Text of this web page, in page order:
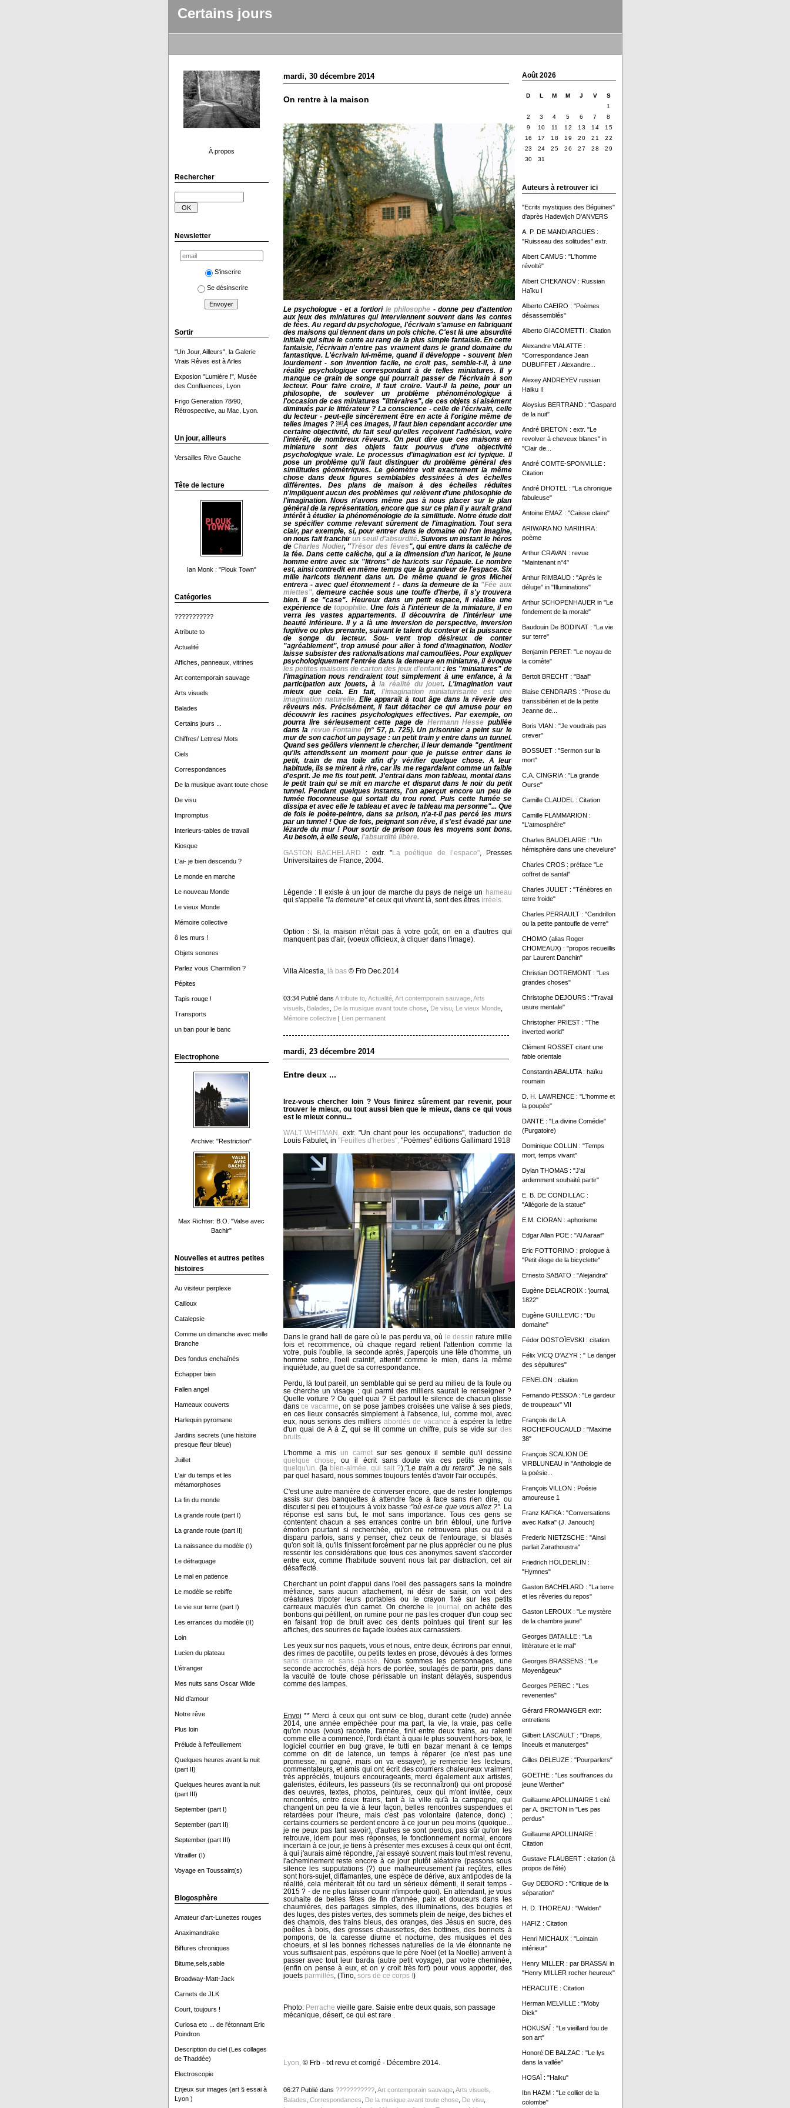
Certains jours
À propos
Rechercher
Newsletter
S'inscrire
Se désinscrire
Sortir
"Un Jour, Ailleurs", la Galerie
Vrais Rêves est à Arles
Exposion "Lumière !", Musée
des Confluences, Lyon
Frigo Generation 78/90,
Rétrospective, au Mac, Lyon.
Un jour, ailleurs
Versailles Rive Gauche
Tête de lecture
Ian Monk : "Plouk Town"
Catégories
???????????
A tribute to
Actualité
Affiches, panneaux, vitrines
Art contemporain sauvage
Arts visuels
Balades
Certains jours ...
Chiffres/ Lettres/ Mots
Ciels
Correspondances
De la musique avant toute chose
De visu
Impromptus
Interieurs-tables de travail
Kiosque
L'ai- je bien descendu ?
Le monde en marche
Le nouveau Monde
Le vieux Monde
Mémoire collective
ô les murs !
Objets sonores
Parlez vous Charmillon ?
Pépites
Tapis rouge !
Transports
un ban pour le banc
Electrophone
Archive: "Restriction"
Max Richter: B.O. "Valse avec
Bachir"
Nouvelles et autres petites
histoires
Au visiteur perplexe
Cailloux
Catalepsie
Comme un dimanche avec melle
Branche
Des fondus enchaînés
Echapper bien
Fallen angel
Hameaux couverts
Harlequin pyromane
Jardins secrets (une histoire
presque fleur bleue)
Juillet
L'air du temps et les
métamorphoses
La fin du monde
La grande route (part I)
La grande route (part II)
La naissance du modèle (I)
Le détraquage
Le mal en patience
Le modèle se rebiffe
Le vie sur terre (part I)
Les errances du modèle (II)
Loin
Lucien du plateau
L’étranger
Mes nuits sans Oscar Wilde
Nid d’amour
Notre rêve
Plus loin
Prélude à l'effeuillement
Quelques heures avant la nuit
(part II)
Quelques heures avant la nuit
(part III)
September (part I)
September (part II)
September (part III)
Vitrailler (I)
Voyage en Toussaint(s)
Blogosphère
Amateur d'art-Lunettes rouges
Anaximandrake
Biffures chroniques
Bitume,sels,sable
Broadway-Matt-Jack
Carnets de JLK
Court, toujours !
Curiosa etc ... de l'étonnant Eric
Poindron
Description du ciel (Les collages
de Thaddée)
Electroscopie
Enjeux sur images (art § essai à
Lyon )
Août 2026
D L M M J V
S
1
2
3 4 5 6 7
8
9
10 11 12 13 14
15
16
17 18 19 20 21
22
23
24 25 26 27 28
29
30
31
Auteurs à retrouver ici
"Ecrits mystiques des Béguines"
d'après Hadewijch D'ANVERS
A. P. DE MANDIARGUES :
"Ruisseau des solitudes" extr.
Albert CAMUS : "L'homme
révolté"
Albert CHEKANOV : Russian
Haïku I
Alberto CAEIRO : "Poèmes
désassemblés"
Alberto GIACOMETTI : Citation
Alexandre VIALATTE :
"Correspondance Jean
DUBUFFET / Alexandre...
Alexey ANDREYEV russian
Haiku II
Aloysius BERTRAND : "Gaspard
de la nuit"
André BRETON : extr. "Le
revolver à cheveux blancs" in
"Clair de...
André COMTE-SPONVILLE :
Citation
André DHOTEL : "La chronique
fabuleuse"
Antoine EMAZ : "Caisse claire"
ARIWARA NO NARIHIRA :
poème
Arthur CRAVAN : revue
"Maintenant n°4"
Arthur RIMBAUD : "Après le
déluge" in "Illuminations"
Arthur SCHOPENHAUER in "Le
fondement de la morale"
Baudouin De BODINAT : "La vie
sur terre"
Benjamin PERET: "Le noyau de
la comète"
Bertolt BRECHT : "Baal"
Blaise CENDRARS : "Prose du
transsibérien et de la petite
Jeanne de...
Boris VIAN : "Je voudrais pas
crever"
BOSSUET : "Sermon sur la
mort"
C.A. CINGRIA : "La grande
Ourse"
Camille CLAUDEL : Citation
Camille FLAMMARION :
"L'atmosphère"
Charles BAUDELAIRE : "Un
hémisphère dans une chevelure"
Charles CROS : préface "Le
coffret de santal"
Charles JULIET : "Ténèbres en
terre froide"
Charles PERRAULT : "Cendrillon
ou la petite pantoufle de verre"
CHOMO (alias Roger
CHOMEAUX) : "propos recueillis
par Laurent Danchin"
Christian DOTREMONT : "Les
grandes choses"
Christophe DEJOURS : "Travail
usure mentale"
Christopher PRIEST : "The
inverted world"
Clément ROSSET citant une
fable orientale
Constantin ABALUTA : haïku
roumain
D. H. LAWRENCE : "L'homme et
la poupée"
DANTE : "La divine Comédie"
(Purgatoire)
Dominique COLLIN : "Temps
mort, temps vivant"
Dylan THOMAS : "J'ai
ardemment souhaité partir"
E. B. DE CONDILLAC :
"Allégorie de la statue"
E.M. CIORAN : aphorisme
Edgar Allan POE : "Al Aaraaf"
Eric FOTTORINO : prologue à
"Petit éloge de la bicyclette"
Ernesto SABATO : "Alejandra"
Eugène DELACROIX : 'journal,
1822"
Eugène GUILLEVIC : "Du
domaine"
Fédor DOSTOÏEVSKI : citation
Félix VICQ D'AZYR : " Le danger
des sépultures"
FENELON : citation
Fernando PESSOA : "Le gardeur
de troupeaux" VII
François de LA
ROCHEFOUCAULD : "Maxime
38"
François SCALION DE
VIRBLUNEAU in "Anthologie de
la poésie...
François VILLON : Poésie
amoureuse 1
Franz KAFKA : "Conversations
avec Kafka" (J. Janouch)
Frederic NIETZSCHE : "Ainsi
parlait Zarathoustra"
Friedrich HÖLDERLIN :
"Hymnes"
Gaston BACHELARD : "La terre
et les rêveries du repos"
Gaston LEROUX : "Le mystère
de la chambre jaune"
Georges BATAILLE : "La
littérature et le mal"
Georges BRASSENS : "Le
Moyenâgeux"
Georges PEREC : "Les
revenentes"
Gérard FROMANGER extr:
entretiens
Gilbert LASCAULT : "Draps,
linceuls et manuterges"
Gilles DELEUZE : "Pourparlers"
GOETHE : "Les souffrances du
jeune Werther"
Guillaume APOLLINAIRE 1 cité
par A. BRETON in "Les pas
perdus"
Guillaume APOLLINAIRE :
Citation
Gustave FLAUBERT : citation (à
propos de l'été)
Guy DEBORD : "Critique de la
séparation"
H. D. THOREAU : "Walden"
HAFIZ : Citation
Henri MICHAUX : "Lointain
intérieur"
Henry MILLER : par BRASSAI in
"Henry MILLER rocher heureux"
HERACLITE : Citation
Herman MELVILLE : "Moby
Dick"
HOKUSAÏ : "Le vieillard fou de
son art"
Honoré DE BALZAC : "Le lys
dans la vallée"
HOSAÏ : "Haiku"
Ibn HAZM : "Le collier de la
colombe"
mardi, 30 décembre 2014
On rentre à la maison
Le psychologue - et a fortiori le philosophe - donne peu d'attention
aux jeux des miniatures qui interviennent souvent dans les contes
de fées. Au regard du psychologue, l'écrivain s'amuse en fabriquant
des maisons qui tiennent dans un pois chiche.C'est là une absurdité
initiale qui situe le conte au rang de la plus simple fantaisie. En cette
fantaisie, l'écrivain n'entre pas vraiment dans le grand domaine du
fantastique. L'écrivain lui-même, quand il développe - souvent bien
lourdement - son invention facile, ne croit pas, semble-t-il, à une
réalité psychologique correspondant à de telles miniatures. Il y
manque ce grain de songe qui pourrait passer de l'écrivain à son
lecteur. Pour faire croire, il faut croire. Vaut-il la peine, pour un
philosophe, de soulever un problème phénoménologique à
l'occasion de ces miniatures "littéraires", de ces objets si aisément
diminués par le littérateur ? La conscience - celle de l'écrivain, celle
du lecteur - peut-elle sincèrement être en acte à l'origine même de
telles images ? ￼À ces images, il faut bien cependant accorder une
certaine objectivité, du fait seul qu'elles reçoivent l'adhésion, voire
l'intérêt, de nombreux rêveurs. On peut dire que ces maisons en
miniature sont des objets faux pourvus d'une objectivité
psychologique vraie. Le processus d'imagination est ici typique. Il
pose un problème qu'il faut distinguer du problème général des
similitudes géométriques. Le géomètre voit exactement la même
chose dans deux figures semblables dessinées à des échelles
différentes. Des plans de maison à des échelles réduites
n'impliquent aucun des problèmes qui relèvent d'une philosophie de
l'imagination. Nous n'avons même pas à nous placer sur le plan
général de la représentation, encore que sur ce plan il y aurait grand
intérêt à étudier la phénoménologie de la similitude. Notre étude doit
se spécifier comme relevant sûrement de l'imagination.
Tout sera
clair, par exemple, si, pour entrer dans le domaine où l'on imagine,
on nous fait franchirun seuil d'absurdité . Suivons un instant le héros
deCharles Nodier, "Trésor des fèves", qui entre dans la calèche de
la fée. Dans cette calèche, qui a la dimension d'un haricot, le jeune
homme entre avec six "litrons" de haricots sur l'épaule. Le nombre
est, ainsi contredit en même temps que la grandeur de l'espace. Six
mille haricots tiennent dans un. De même quand le gros Michel
entrera - avec quel étonnement ! - dans la demeure de la "Fée aux
miettes", demeure cachée sous une touffe d'herbe, il s'y trouvera
bien. Il se "case". Heureux dans un petit espace, il réalise une
expérience detopophilie. Une fois à l'intérieur de la miniature, il en
verra les vastes appartements. Il découvrira de l'intérieur une
beauté inférieure. Il y a là une inversion de perspective, inversion
fugitive ou plus prenante, suivant le talent du conteur et la puissance
de songe du lecteur. Sou- vent trop désireux de conter
"agréablement", trop amusé pour aller à fond d'imagination, Nodier
laisse subsister des rationalisations mal camouflées. Pour expliquer
psychologiquement l'entrée dans la demeure en miniature, il évoque
les petites maisons de carton des jeux d'enfant : les "miniatures" de
l'imagination nous rendraient tout simplement à une enfance, à la
participation aux jouets, àla réalité du jouet. L'imagination vaut
mieux que cela. En fait, l'imagination miniaturisante est une
imagination naturelle.
Elle apparaît à tout âge dans la rêverie des
rêveurs nés. Précisément, il faut détacher ce qui amuse pour en
découvrir les racines psychologiques effectives. Par exemple, on
pourra lire sérieusement cette page de Hermann Hesse publiée
dans la revue Fontaine (n° 57, p. 725). Un prisonnier a peint sur le
mur de son cachot un paysage : un petit train y entre dans un tunnel.
Quand ses geôliers viennent le chercher, il leur demande "gentiment
qu'ils attendissent un moment pour que je puisse entrer dans le
petit, train de ma toile afin d'y vérifier quelque chose. A leur
habitude, ils se mirent à rire, car ils me regardaient comme un faible
d'esprit. Je me fis tout petit. J'entrai dans mon tableau, montai dans
le petit train qui se mit en marche et disparut dans le noir du petit
tunnel. Pendant quelques instants, l'on aperçut encore un peu de
fumée floconneuse qui sortait du trou rond. Puis cette fumée se
dissipa et avec elle le tableau et avec le tableau ma personne"... Que
de fois le poète-peintre, dans sa prison, n'a-t-il pas percé les murs
par un tunnel ! Que de fois, peignant son rêve, il s'est évadé par une
lézarde du mur ! Pour sortir de prison tous les moyens sont bons.
Au besoin, à elle seule, l'absurdité libère.
GASTON BACHELARD : extr. "La poétique de l’espace", Presses
Universitaires de France, 2004.
Légende : Il existe à un jour de marche du pays de neige un hameau
qui s'appelle "la demeure"et ceux qui vivent là, sont des êtresirréels.
Option : Si, la maison n'était pas à votre goût, on en a d'autres qui
manquent pas d'air, (voeux officieux, à cliquer dans l'image).
Villa Alcestia, là bas© Frb Dec.2014
03:34 Publié dans A tribute to, Actualité, Art contemporain sauvage, Arts
visuels
Balades De la musique avant toute chose, De visu, Le vieux Monde,
Mémoire collective| Lien permanent
mardi, 23 décembre 2014
Entre deux ...
Irez-vous chercher loin ? Vous finirez sûrement par revenir, pour
trouver le mieux, ou tout aussi bien que le mieux, dans ce qui vous
est le mieux connu...
WALT WHITMAN,
extr. "Un chant pour les occupations", traduction de
Louis Fabulet, in "Feuilles d'herbes", "Poèmes" éditions Gallimard 1918
Dans le grand hall de gare où le pas perdu va, où le dessin rature mille
fois et recommence, où chaque regard retient l'attention comme la
votre, puis l'oublie, la seconde après, j'aperçois une tête d'homme, un
homme sobre, l'oeil craintif, attentif comme le mien, dans la même
inquiétude, au guet de sa correspondance.
Perdu, là tout pareil, un semblable qui se perd au milieu de la foule ou
se cherche un visage ; qui parmi des milliers saurait le renseigner ?
Quelle voiture ? Ou quel quai ? Et partout le silence de chacun glisse
dansce vacarme
, on se pose jambes croisées une valise à ses pieds,
en ces lieux consacrés simplement à l'absence, lui, comme moi, avec
eux, nous serions des milliers abordés de vacance à espérer la lettre
d'un quai de A à Z, qui se lit comme un chiffre, puis se vide sur des
bruits...
L'homme a mis un carnet sur ses genoux il semble qu'il dessine
quelque chose
, ou il écrit sans doute via ces petits engins, à
quelqu'un,
(la bien-aimée, qui sait ?), "Le train a du retard". Je ne sais
par quel hasard, nous sommes toujours tentés d'avoir l'air occupés.
C'est une autre manière de converser encore, que de rester longtemps
assis sur des banquettes à attendre face à face sans rien dire, ou
discuter si peu et toujours à voix basse :"où est-ce que vous allez ?".
La
réponse est sans but, le mot sans importance. Tous ces gens se
contentent chacun a ses errances contre un brin ébloui, une furtive
émotion pourtant si recherchée, qu'on ne retrouvera plus ou qui a
disparu parfois, sans y penser, chez ceux de l'entourage, si blasés
qu'on soit là, qu'ils finissent forcément par ne plus apprécier ou ne plus
ressentir les considérations que tous ces anonymes savent s'accorder
entre eux, comme l'habitude souvent nous fait par distraction, cet air
désaffecté.
Cherchant un point d'appui dans l'oeil des passagers sans la moindre
méfiance, sans aucun attachement, ni désir de saisir, on voit des
créatures tripoter leurs portables ou le crayon fixé sur les petits
carreaux maculés d'un carnet. On cherche
le journal,
on achète des
bonbons qui pétillent, on rumine pour ne pas les croquer d'un coup sec
en faisant trop de bruit avec ces dents pointues qui tirent sur les
affiches, des sourires de façade louées aux carnassiers.
Les yeux sur nos paquets, vous et nous, entre deux, écrirons par ennui,
des rimes de pacotille, ou petits textes en prose, dévoués à des formes
sans drame et sans passé . Nous sommes les personnages, une
seconde accrochés, déjà hors de portée, soulagés de partir, pris dans
la vacuité de toute chose périssable un instant délayés, suspendus
comme des lampes.
Envoi ** Merci à ceux qui ont suivi ce blog, durant cette (rude) année
2014, une année empêchée pour ma part, la vie, la vraie, pas celle
qu'on nous (vous) raconte, l'année, finit entre deux trains, au ralenti
comme elle a commencé, l'ordi étant à quai le plus souvent hors-box, le
logiciel courrier en bug grave, le tutti en bazar menant à ce temps
comme on dit de latence, un temps à réparer (ce n'est pas une
promesse, ni gagné, mais on va essayer), je remercie les lecteurs,
commentateurs, et amis qui ont écrit des courriers chaleureux vraiment
très appréciés, toujours encourageants, merci également aux artistes,
galeristes, éditeurs, les passeurs (ils se reconnaîtront) qui ont proposé
des oeuvres, textes, photos, peintures, ceux qui m'ont invitée, ceux
rencontrés, entre deux trains, tant à la ville qu'à la campagne, qui
changent un peu la vie à leur façon, belles rencontres suspendues et
retardées pour l'heure, mais c'est pas volontaire (latence, donc) ;
certains courriers se perdent encore à ce jour un peu moins (quoique...
je ne peux pas tant savoir), d'autres se sont perdus, pas sûr qu'on les
retrouve, idem pour mes réponses, le fonctionnement normal, encore
incertain à ce jour, je tiens à présenter mes excuses à ceux qui ont écrit,
à qui j'aurais aimé répondre, j'ai essayé souvent mais tout m'est revenu,
l'acheminement reste encore à ce jour plutôt aléatoire (passons sous
silence les supputations (?) que malheureusement j'ai reçûtes, elles
sont hors-sujet, diffamantes, une espèce de dérive, aux antipodes de la
réalité, cela mériterait tôt ou tard un sérieux démenti, il serait temps -
2015 ? - de ne plus laisser courir n'importe quoi). En attendant, je vous
souhaite de belles fêtes de fin d'année, paix et douceurs dans les
chaumières, des partages simples, des illuminations, des bougies et
des luges, des pistes vertes, des sommets plein de neige, des biches et
des chamois, des trains bleus, des oranges, des Jésus en sucre, des
poêles à bois, des grosses chaussettes, des bottines, des bonnets à
pompons, de la caresse diurne et nocturne, des musiques et des
choeurs, et si les bonnes richesses naturelles de la vie étonnante ne
vous suffisaient pas, espérons que le père Noël (et la Noëlle) arrivent à
passer avec tout leur barda (autre petit voyage), par votre cheminée,
(enfin on pense à eux, et on y croit très fort) pour vous apporter, des
jouets parmillés, (Tino, sors de ce corps !)
Photo: Perrache vieille gare. Saisie entre deux quais, son passage
mécanique, désert, ce qui est rare .
Lyon, © Frb - txt revu et corrigé - Décembre 2014.
06:27 Publié dans ???????????, Art contemporain sauvage, Arts visuels
Balades Correspondances De la musique avant toute chose, De visu,